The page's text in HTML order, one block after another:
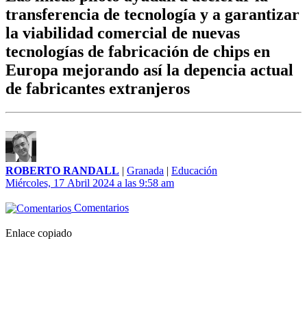
transferencia de tecnología y a garantizar
la viabilidad comercial de nuevas
tecnologías de fabricación de chips en
Europa mejorando así la depencia actual
de fabricantes extranjeros
ROBERTO RANDALL | Granada | Educación
Miércoles, 17 Abril 2024 a las 9:58 am
Comentarios
Enlace copiado